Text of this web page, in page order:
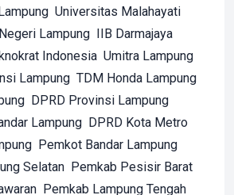
Universitas Malahayati
Lampung IIB Darmajaya
Indonesia Umitra Lampung
Lampung TDM Honda Lampung
DPRD Provinsi Lampung
Lampung DPRD Kota Metro
Pemkot Bandar Lampung
Selatan Pemkab Pesisir Barat
Pemkab Lampung Tengah